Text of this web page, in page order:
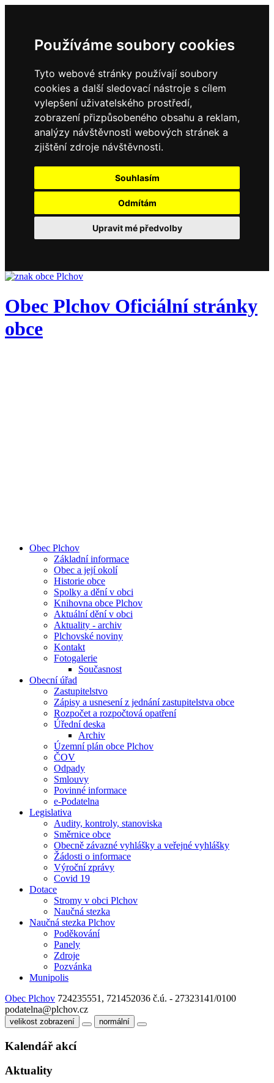
Používáme soubory cookies
Tyto webové stránky používají soubory
cookies a další sledovací nástroje s cílem
vylepšení uživatelského prostředí,
zobrazení přizpůsobeného obsahu a reklam,
analýzy návštěvnosti webových stránek a
zjištění zdroje návštěvnosti.
Souhlasím
Odmítám
Upravit mé předvolby
Obec Plchov Oficiální stránky
obce
Obec Plchov
Základní informace
Obec a její okolí
Historie obce
Spolky a dění v obci
Knihovna obce Plchov
Aktuální dění v obci
Aktuality - archiv
Plchovské noviny
Kontakt
Fotogalerie
Současnost
Obecní úřad
Zastupitelstvo
Zápisy a usnesení z jednání zastupitelstva obce
Rozpočet a rozpočtová opatření
Úřední deska
Archiv
Územní plán obce Plchov
ČOV
Odpady
Smlouvy
Povinné informace
e-Podatelna
Legislativa
Audity, kontroly, stanoviska
Směrnice obce
Obecně závazné vyhlášky a veřejné vyhlášky
Žádosti o informace
Výroční zprávy
Covid 19
Dotace
Stromy v obci Plchov
Naučná stezka
Naučná stezka Plchov
Poděkování
Panely
Zdroje
Pozvánka
Munipolis
Obec Plchov 724235551, 721452036 č.ú. - 27323141/0100
podatelna@plchov.cz
velikost zobrazení normální
Kalendář akcí
Aktuality